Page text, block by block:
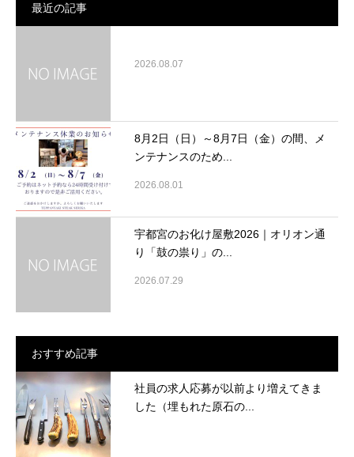
最近の記事
2026.08.07
8月2日（日）～8月7日（金）の間、メ
ンテナンスのため...
2026.08.01
宇都宮のお化け屋敷2026｜オリオン通
り「鼓の祟り」の...
2026.07.29
おすすめ記事
社員の求人応募が以前より増えてきま
した（埋もれた原石の...